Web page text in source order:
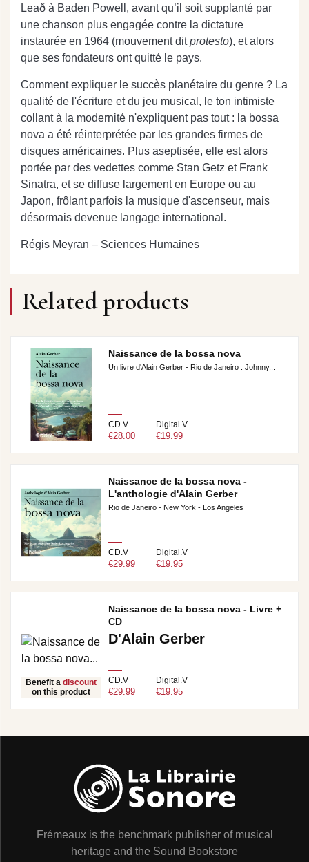
Leað à Baden Powell, avant qu’il soit supplanté par
une chanson plus engagée contre la dictature
instaurée en 1964 (mouvement ditprotesto), et alors
que ses fondateurs ont quitté le pays.
Comment expliquer le succès planétaire du genre ? La
qualité de l'écriture et du jeu musical, le ton intimiste
collant à la modernité n'expliquent pas tout : la bossa
nova a été réinterprétée par les grandes firmes de
disques américaines. Plus aseptisée, elle est alors
portée par des vedettes comme Stan Getz et Frank
Sinatra, et se diffuse largement en Europe ou au
Japon, frôlant parfois la musique d'ascenseur, mais
désormais devenue langage international.
Régis Meyran – Sciences Humaines
Related products
Naissance de la bossa nova
Un livre d'Alain Gerber - Rio de Janeiro : Johnny...
CD.V
€28.00
Digital.V
€19.99
Naissance de la bossa nova -
L'anthologie d'Alain Gerber
Rio de Janeiro - New York - Los Angeles
CD.V
€29.99
Digital.V
€19.95
Benefit adiscount
on this product
Naissance de la bossa nova - Livre +
CD
D'Alain Gerber
CD.V
€29.99
Digital.V
€19.95
Frémeaux is the benchmark publisher of musical
heritage and the Sound Bookstore